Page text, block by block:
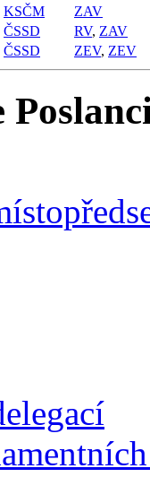
KSČM
ZAV
ČSSD RV, ZAV
ČSSD ZEV, ZEV